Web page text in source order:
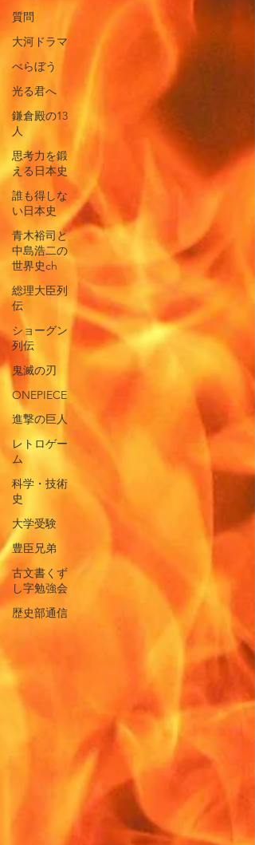
質問
大河ドラマ
べらぼう
光る君へ
鎌倉殿の13
人
思考力を鍛
える日本史
誰も得しな
い日本史
青木裕司と
中島浩二の
世界史ch
総理大臣列
伝
ショーグン
列伝
鬼滅の刃
ONEPIECE
進撃の巨人
レトロゲー
ム
科学・技術
史
大学受験
豊臣兄弟
古文書くず
し字勉強会
歴史部通信